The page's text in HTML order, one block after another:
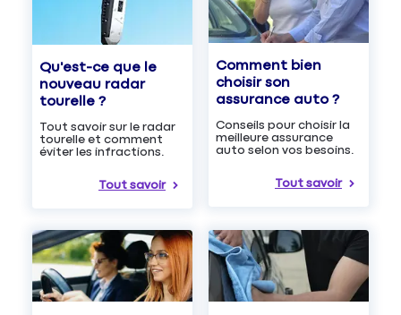
Qu'est-ce que le
nouveau radar
tourelle ?
Tout savoir sur le radar
tourelle et comment
éviter les infractions.
Tout savoir
Comment bien
choisir son
assurance auto ?
Conseils pour choisir la
meilleure assurance
auto selon vos besoins.
Tout savoir